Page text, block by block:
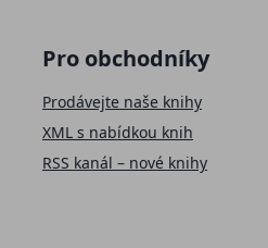
Pro obchodníky
Prodávejte naše knihy
XML s nabídkou knih
RSS kanál – nové knihy